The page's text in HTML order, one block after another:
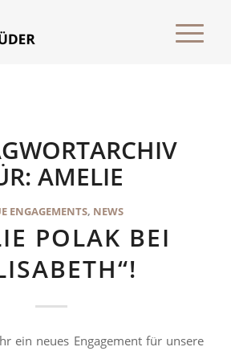
AMELIE
ENGAGEMENTS, NEWS
POLAK BEI
ein neues Engagement für unsere